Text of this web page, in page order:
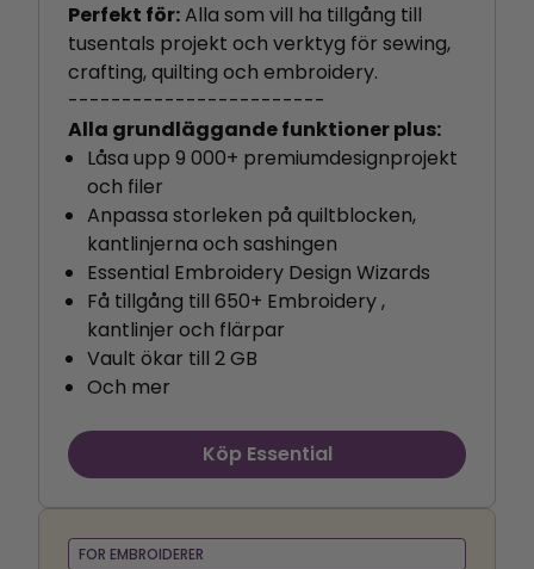
Perfekt för:Alla som vill ha tillgång till
tusentals projekt och verktyg för sewing,
crafting, quilting och embroidery.
------------------------
Alla grundläggande funktioner plus:
Låsa upp 9 000+ premiumdesignprojekt
och filer
Anpassa storleken på quiltblocken,
kantlinjerna och sashingen
Essential Embroidery Design Wizards
Få tillgång till 650+ Embroidery ,
kantlinjer och flärpar
Vault ökar till 2 GB
Och mer
Köp Essential
FOR EMBROIDERER